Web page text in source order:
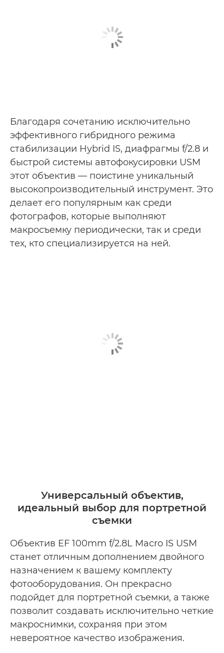
Благодаря сочетанию исключительно
эффективного гибридного режима
стабилизации Hybrid IS, диафрагмы f/2.8 и
быстрой системы автофокусировки USM
этот объектив — поистине уникальный
высокопроизводительный инструмент. Это
делает его популярным как среди
фотографов, которые выполняют
макросъемку периодически, так и среди
тех, кто специализируется на ней.
Универсальный объектив,
идеальный выбор для портретной
съемки
Объектив EF 100mm f/2.8L Macro IS USM
станет отличным дополнением двойного
назначением к вашему комплекту
фотооборудования. Он прекрасно
подойдет для портретной съемки, а также
позволит создавать исключительно четкие
макроснимки, сохраняя при этом
невероятное качество изображения.